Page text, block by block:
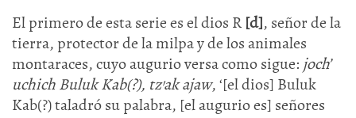
El primero de esta serie es el dios R [d], señor de la
tierra, protector de la milpa y de los animales
montaraces, cuyo augurio versa como sigue: joch’
uchich Buluk Kab(?), tz’ak ajaw, ‘[el dios] Buluk
Kab(?) taladró su palabra, [el augurio es] señores